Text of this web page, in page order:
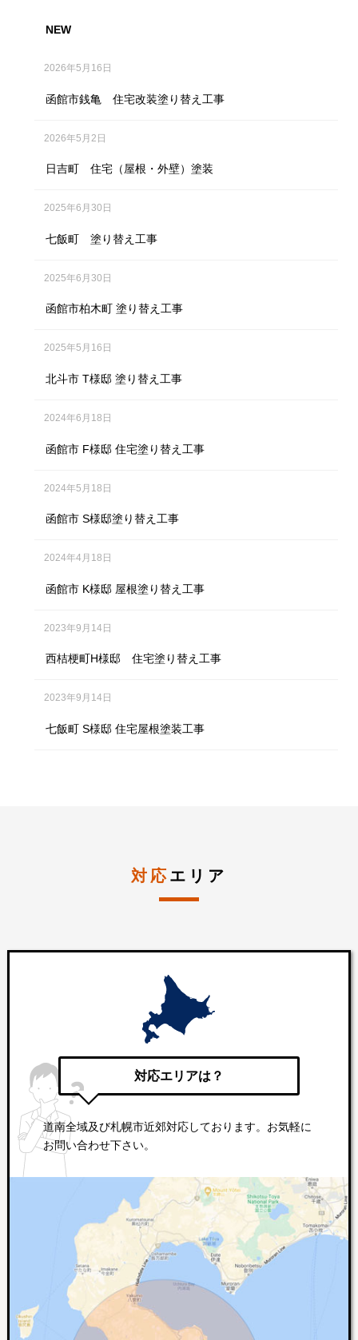
NEW
2026年5月16日
函館市銭亀 住宅改装塗り替え工事
2026年5月2日
日吉町 住宅（屋根・外壁）塗装
2025年6月30日
七飯町 塗り替え工事
2025年6月30日
函館市柏木町 塗り替え工事
2025年5月16日
北斗市 T様邸 塗り替え工事
2024年6月18日
函館市 F様邸 住宅塗り替え工事
2024年5月18日
函館市 S様邸塗り替え工事
2024年4月18日
函館市 K様邸 屋根塗り替え工事
2023年9月14日
西桔梗町H様邸 住宅塗り替え工事
2023年9月14日
七飯町 S様邸 住宅屋根塗装工事
対応エリア
対応エリアは？
道南全域及び札幌市近郊対応しております。お気軽に
お問い合わせ下さい。